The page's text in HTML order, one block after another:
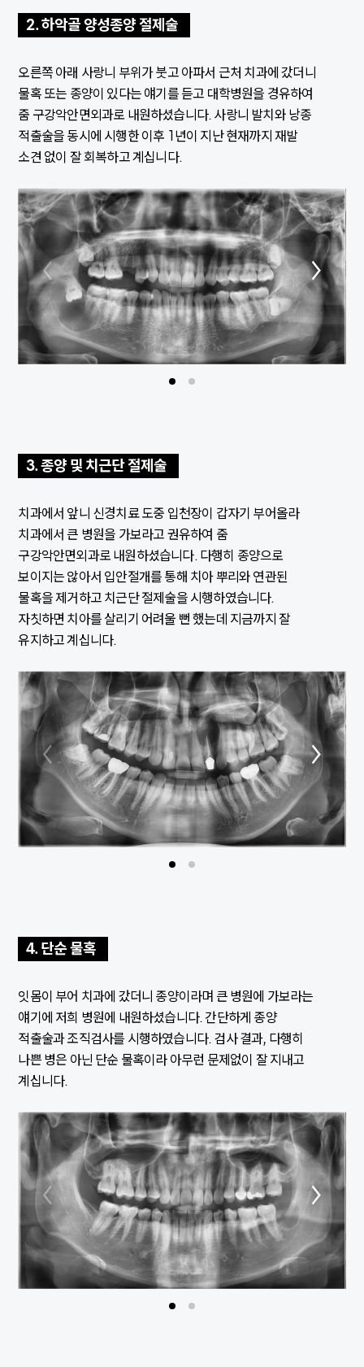
2. 하악골 양성종양 절제술
오른쪽 아래 사랑니 부위가 붓고 아파서 근처 치과에 갔더니
물혹 또는 종양이 있다는 얘기를 듣고 대학병원을 경유하여
줌 구강악안면외과로 내원하셨습니다. 사랑니 발치와 낭종
적출술을 동시에 시행한 이후 1년이 지난 현재까지 재발
소견 없이 잘 회복하고 계십니다.
3. 종양 및 치근단 절제술
치과에서 앞니 신경치료 도중 입천장이 갑자기 부어올라
치과에서 큰 병원을 가보라고 권유하여 줌
구강악안면외과로 내원하셨습니다. 다행히 종양으로
보이지는 않아서 입안절개를 통해 치아 뿌리와 연관된
물혹을 제거하고 치근단 절제술을 시행하였습니다.
자칫하면 치아를 살리기 어려울 뻔 했는데 지금까지 잘
유지하고 계십니다.
4. 단순 물혹
잇몸이 부어 치과에 갔더니 종양이라며 큰 병원에 가보라는
얘기에 저희 병원에 내원하셨습니다. 간단하게 종양
적출술과 조직검사를 시행하였습니다. 검사 결과, 다행히
나쁜 병은 아닌 단순 물혹이라 아무런 문제없이 잘 지내고
계십니다.